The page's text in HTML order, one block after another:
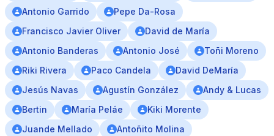
Antonio Garrido
Pepe Da-Rosa
Francisco Javier Oliver
David de María
Antonio Banderas
Antonio José
Toñi Moreno
Riki Rivera
Paco Candela
David DeMaría
Jesús Navas
Agustín González
Andy & Lucas
Bertin
María Peláe
Kiki Morente
Juande Mellado
Antoñito Molina